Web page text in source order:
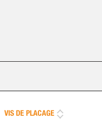
VIS DE PLACAGE